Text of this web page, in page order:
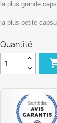
la plus grande
la plus petite
Quantité